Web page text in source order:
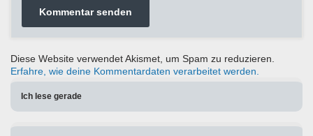
Diese Website verwendet Akismet, um Spam zu reduzieren.
Erfahre, wie deine Kommentardaten verarbeitet werden.
Ich lese gerade